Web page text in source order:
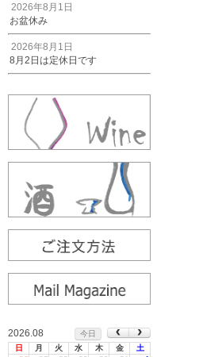
2026年8月1日
お盆休み
2026年8月1日
8月2日は定休日です
2026.08
今日
日
月 火 水 木 金
土